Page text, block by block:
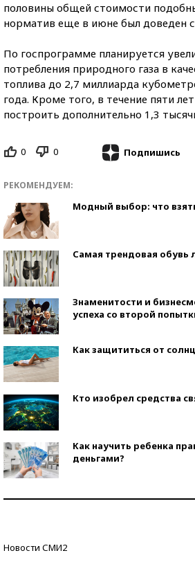
половины общей стоимости
норматив еще в июне был доведен с
По госпрограмме планируется
потребления природного газа в
топлива до 2,7 миллиарда
года. Кроме того, в течение пяти
построить дополнительно 1,3
0 0 Подпишись
РЕКОМЕНДУЕМ:
Модный выбор: что
Самая трендовая обувь
Знаменитости и
успеха со второй
Как защититься от
Кто изобрел средства
Как научить ребенка
деньгами?
Новости СМИ2